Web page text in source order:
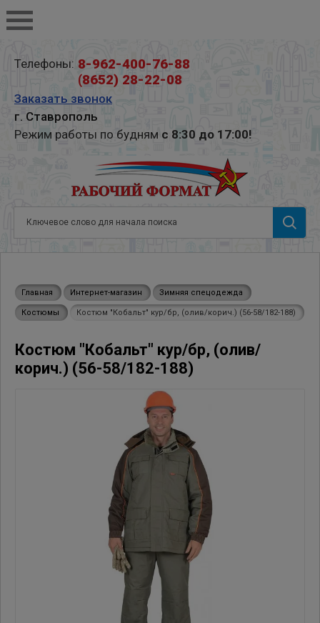
Телефоны: 8-962-400-76-88
(8652) 28-22-08
Заказать звонок
г. Ставрополь
Режим работы по будням с 8:30 до 17:00!
Главная Интернет-магазин Зимняя спецодежда
Костюмы Костюм "Кобальт" кур/бр, (олив/корич.) (56-58/182-188)
Костюм "Кобальт" кур/бр, (олив/
корич.) (56-58/182-188)